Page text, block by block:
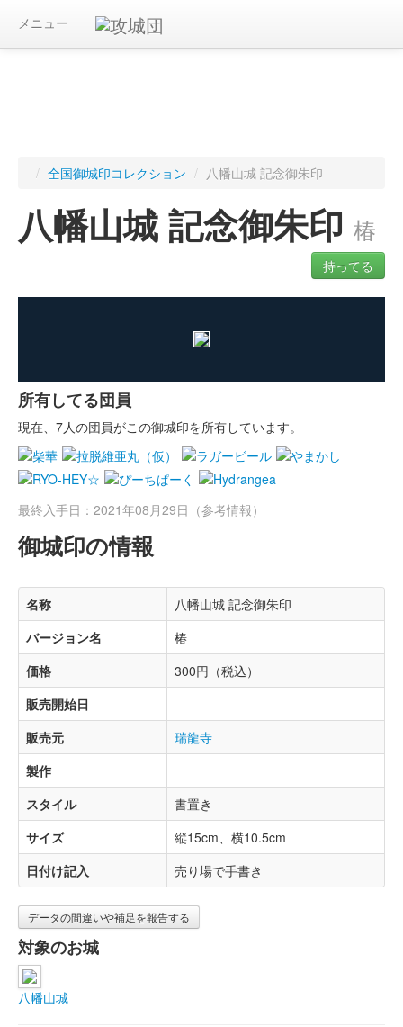
メニュー
/ 全国御城印コレクション / 八幡山城 記念御朱印
八幡山城 記念御朱印 椿
持ってる
所有してる団員
現在、7人の団員がこの御城印を所有しています。
最終入手日：2021年08月29日（参考情報）
御城印の情報
名称
八幡山城 記念御朱印
バージョン名
椿
価格
300円（税込）
販売開始日
販売元
瑞龍寺
製作
スタイル
書置き
サイズ
縦15cm、横10.5cm
日付け記入
売り場で手書き
データの間違いや補足を報告する
対象のお城
八幡山城